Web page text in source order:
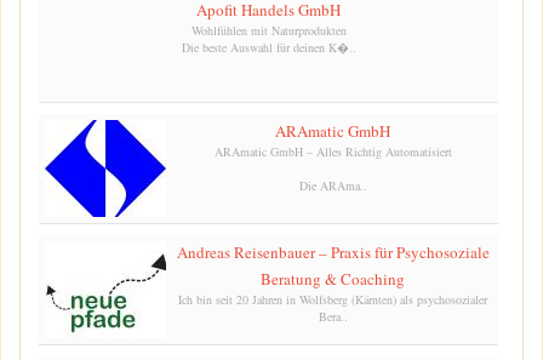
Apofit Handels GmbH
Wohlfühlen mit Naturprodukten
Die beste Auswahl für deinen K�..
ARAmatic GmbH
ARAmatic GmbH – Alles Richtig Automatisiert
Die ARAma..
Andreas Reisenbauer – Praxis für Psychosoziale
Beratung & Coaching
Ich bin seit 20 Jahren in Wolfsberg (Kärnten) als psychosozialer
Bera..